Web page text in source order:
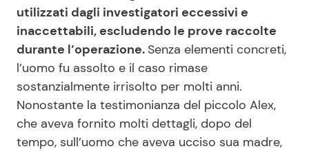
utilizzati dagli investigatori eccessivi e
inaccettabili, escludendo le prove raccolte
durante l’operazione. Senza elementi concreti,
l’uomo fu assolto e il caso rimase
sostanzialmente irrisolto per molti anni.
Nonostante la testimonianza del piccolo Alex,
che aveva fornito molti dettagli, dopo del
tempo, sull’uomo che aveva ucciso sua madre,